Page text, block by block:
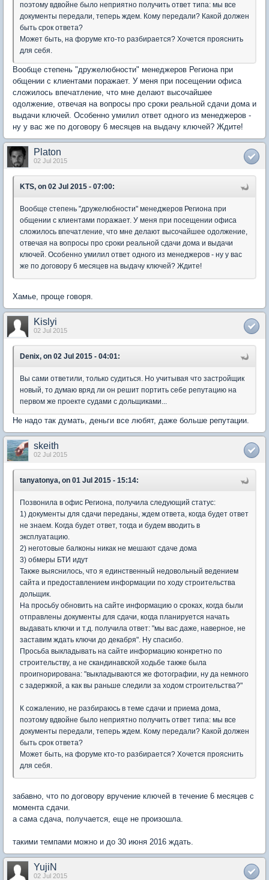
поэтому вдвойне было неприятно получить ответ типа: мы все
документы передали, теперь ждем. Кому передали? Какой должен
быть срок ответа?
Может быть, на форуме кто-то разбирается? Хочется прояснить
для себя.
Вообще степень "дружелюбности" менеджеров Региона при
общении с клиентами поражает. У меня при посещении офиса
сложилось впечатление, что мне делают высочайшее
одолжение, отвечая на вопросы про сроки реальной сдачи дома и
выдачи ключей. Особенно умилил ответ одного из менеджеров -
ну у вас же по договору 6 месяцев на выдачу ключей? Ждите!
Platon
02 Jul 2015
KTS, on 02 Jul 2015 - 07:00:
Вообще степень "дружелюбности" менеджеров Региона при
общении с клиентами поражает. У меня при посещении офиса
сложилось впечатление, что мне делают высочайшее одолжение,
отвечая на вопросы про сроки реальной сдачи дома и выдачи
ключей. Особенно умилил ответ одного из менеджеров - ну у вас
же по договору 6 месяцев на выдачу ключей? Ждите!
Хамье, проще говоря.
Kislyi
02 Jul 2015
Denix, on 02 Jul 2015 - 04:01:
Вы сами ответили, только судиться. Но учитывая что застройщик
новый, то думаю вряд ли он решит портить себе репутацию на
первом же проекте судами с дольщиками...
Не надо так думать, деньги все любят, даже больше репутации.
skeith
02 Jul 2015
tanyatonya, on 01 Jul 2015 - 15:14:
Позвонила в офис Региона, получила следующий статус:
1) документы для сдачи переданы, ждем ответа, когда будет ответ
не знаем. Когда будет ответ, тогда и будем вводить в
эксплуатацию.
2) неготовые балконы никак не мешают сдаче дома
3) обмеры БТИ идут
Также выяснилось, что я единственный недовольный ведением
сайта и предоставлением информации по ходу строительства
дольщик.
На просьбу обновить на сайте информацию о сроках, когда были
отправлены документы для сдачи, когда планируется начать
выдавать ключи и т.д. получила ответ: "мы вас даже, наверное, не
заставим ждать ключи до декабря". Ну спасибо.
Просьба выкладывать на сайте информацию конкретно по
строительству, а не скандинавской ходьбе также была
проигнорирована: "выкладываются же фотографии, ну да немного
с задержкой, а как вы раньше следили за ходом строительства?"
К сожалению, не разбираюсь в теме сдачи и приема дома,
поэтому вдвойне было неприятно получить ответ типа: мы все
документы передали, теперь ждем. Кому передали? Какой должен
быть срок ответа?
Может быть, на форуме кто-то разбирается? Хочется прояснить
для себя.
забавно, что по договору вручение ключей в течение 6 месяцев с
момента сдачи.
а сама сдача, получается, еще не произошла.
такими темпами можно и до 30 июня 2016 ждать.
YujiN
02 Jul 2015